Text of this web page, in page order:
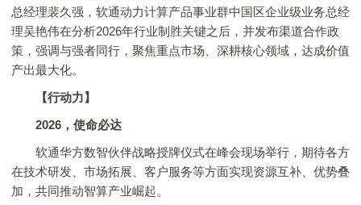
总经理裴久强，软通动力计算产品事业群中国区企业级业务总经
理吴艳伟在分析2026年行业制胜关键之后，并发布渠道合作政
策，强调与强者同行，聚焦重点市场、深耕核心领域，达成价值
产出最大化。
【行动力】
2026，使命必达
软通华方数智伙伴战略授牌仪式在峰会现场举行，期待各方
在技术研发、市场拓展、客户服务等方面实现资源互补、优势叠
加，共同推动智算产业崛起。